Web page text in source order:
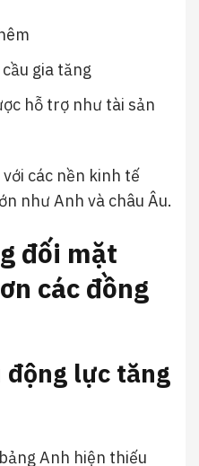
gia tăng
hỗ trợ như tài sản
các nền kinh tế
như Anh và châu Âu.
đối mặt
các đồng
động lực tăng
Anh hiện thiếu